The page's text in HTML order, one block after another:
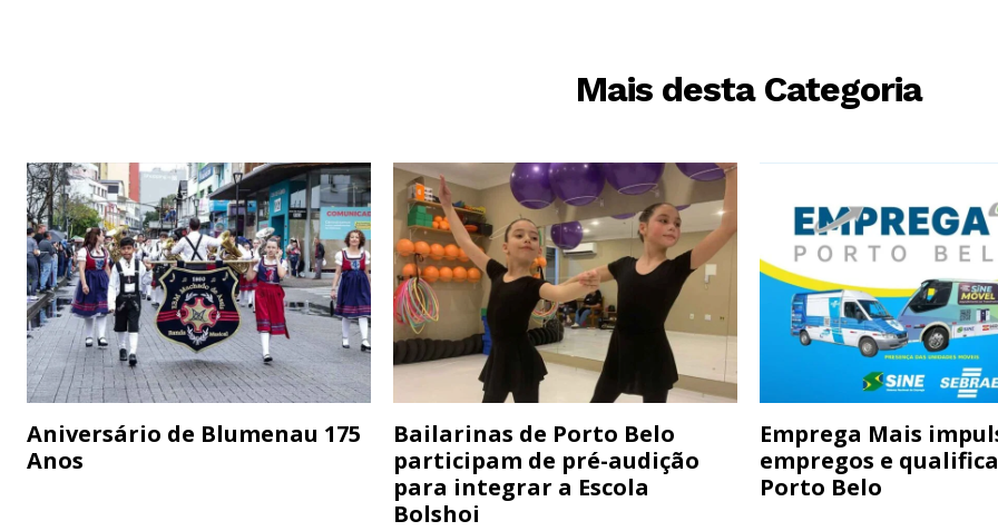
Mais desta Categoria
Aniversário de Blumenau 175
Anos
Bailarinas de Porto Belo
participam de pré-audição
para integrar a Escola
Bolshoi
Emprega Mais
empregos e
Porto Belo